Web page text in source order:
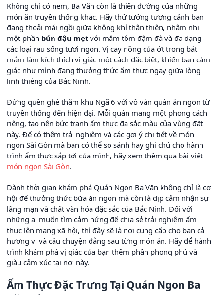
Không chỉ có nem, Ba Văn còn là thiên đường của những
món ăn truyền thống khác. Hãy thử tưởng tượng cảnh bạn
đang thoải mái ngồi giữa không khí thân thiện, nhâm nhi
một phần bún đậu mẹt với mắm tôm đậm đà và đa dạng
các loại rau sống tươi ngon. Vị cay nồng của ớt trong bát
mắm làm kích thích vị giác một cách đặc biệt, khiến bạn cảm
giác như mình đang thưởng thức ẩm thực ngay giữa lòng
linh thiêng của Bắc Ninh.
Đừng quên ghé thăm khu Ngã 6 với vô vàn quán ăn ngon từ
truyền thống đến hiện đại. Mỗi quán mang một phong cách
riêng, tạo nên bức tranh ẩm thực đa sắc màu của vùng đất
này. Để có thêm trải nghiệm và các gợi ý chi tiết về món
ngon Sài Gòn mà bạn có thể so sánh hay ghi chú cho hành
trình ẩm thực sắp tới của mình, hãy xem thêm qua bài viết
món ngon Sài Gòn.
Dành thời gian khám phá Quán Ngon Ba Văn không chỉ là cơ
hội để thưởng thức bữa ăn ngon mà còn là dịp cảm nhận sự
lãng mạn và chất văn hóa đặc sắc của Bắc Ninh. Đối với
những ai muốn tìm cảm hứng để chia sẻ trải nghiệm ẩm
thực lên mạng xã hội, thì đây sẽ là nơi cung cấp cho bạn cả
hương vị và câu chuyện đằng sau từng món ăn. Hãy để hành
trình khám phá vị giác của bạn thêm phần phong phú và
giàu cảm xúc tại nơi này.
Ẩm Thực Đặc Trưng Tại Quán Ngon Ba